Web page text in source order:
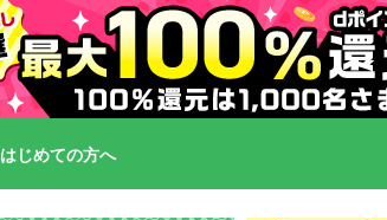
はじめての方へ